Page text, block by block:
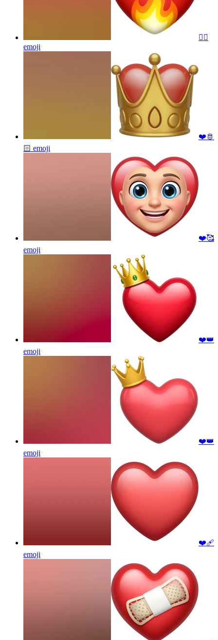
❤️‍🔥
emoji
❤️🫅
🏻 emoji
❤️🥰
emoji
❤️👑
emoji
❤️👑
emoji
❤️‍🩹
emoji